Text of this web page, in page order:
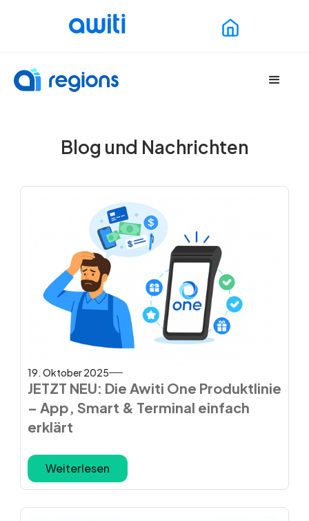
Blog und Nachrichten
19. Oktober 2025
JETZT NEU: Die Awiti One Produktlinie
– App, Smart & Terminal einfach
erklärt
Weiterlesen